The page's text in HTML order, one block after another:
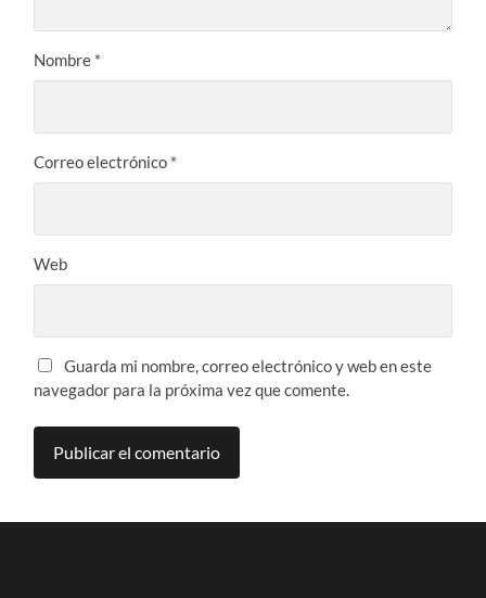
Nombre *
Correo electrónico *
Web
Guarda mi nombre, correo electrónico y web en este
navegador para la próxima vez que comente.